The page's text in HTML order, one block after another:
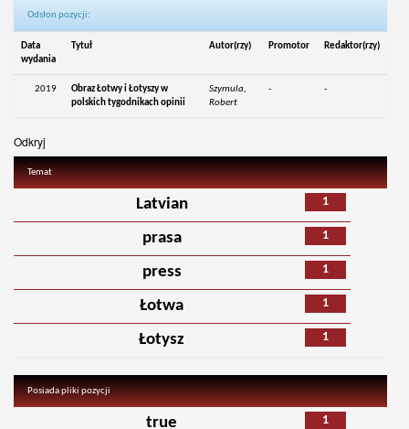
Odsłon pozycji:
Data
wydania
Tytuł Autor(rzy) Promotor Redaktor(rzy)
2019
Obraz Łotwy i Łotyszy w
polskich tygodnikach opinii
Szymula,
Robert
- -
Odkryj
Temat
1
Latvian
1
prasa
1
press
1
Łotwa
1
Łotysz
Posiada pliki pozycji
1
true